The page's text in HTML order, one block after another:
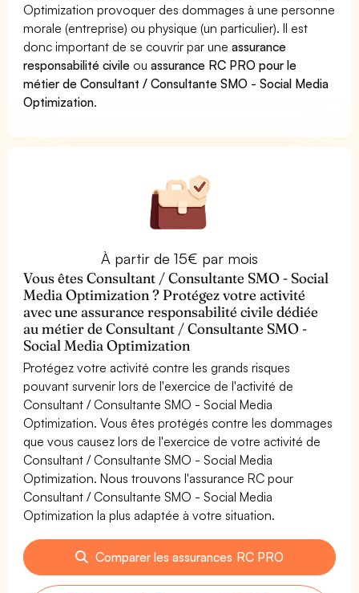
Optimization provoquer des dommages à une personne
morale (entreprise) ou physique (un particulier). Il est
donc important de se couvrir par uneassurance
responsabilité civile ouassurance RC PRO pour le
métier de Consultant / Consultante SMO - Social Media
Optimization.
À partir de 15€ par mois
Vous êtes Consultant / Consultante SMO - Social
Media Optimization ? Protégez votre activité
avec une assurance responsabilité civile dédiée
au métier de Consultant / Consultante SMO -
Social Media Optimization
Protégez votre activité contre les grands risques
pouvant survenir lors de l'exercice de l'activité de
Consultant / Consultante SMO - Social Media
Optimization. Vous êtes protégés contre les dommages
que vous causez lors de l'exercice de votre activité de
Consultant / Consultante SMO - Social Media
Optimization. Nous trouvons l'assurance RC pour
Consultant / Consultante SMO - Social Media
Optimization la plus adaptée à votre situation.
Comparer les assurances RC PRO